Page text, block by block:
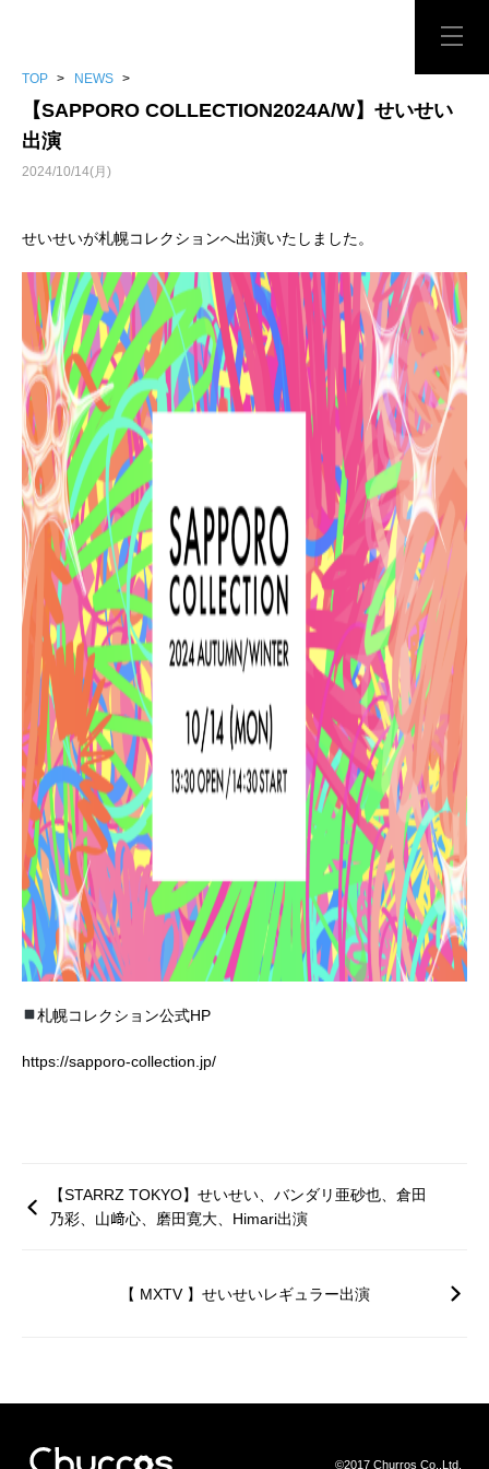
TOP > NEWS >
【SAPPORO COLLECTION2024A/W】せいせい
出演
2024/10/14(月)
せいせいが札幌コレクションへ出演いたしました。
札幌コレクション公式HP
https://sapporo-collection.jp/
【STARRZ TOKYO】せいせい、バンダリ亜砂也、倉田
乃彩、山﨑心、磨田寛大、Himari出演
【 MXTV 】せいせいレギュラー出演
©2017 Churros Co.,Ltd.